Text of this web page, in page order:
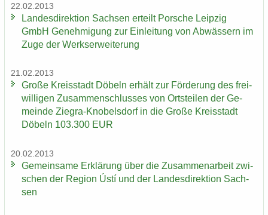
22.02.2013
Lan­des­di­rek­ti­on Sach­sen er­teilt Por­sche Leip­zig
GmbH Ge­neh­mi­gung zur Ein­lei­tung von Ab­wäs­sern im
Zuge der Werks­er­wei­te­rung
21.02.2013
Große Kreis­stadt Dö­beln er­hält zur För­de­rung des frei­
wil­li­gen Zu­sam­men­schlus­ses von Orts­tei­len der Ge­
mein­de Ziegra-​Knobelsdorf in die Große Kreis­stadt
Dö­beln 103.300 EUR
20.02.2013
Ge­mein­sa­me Er­klä­rung über die Zu­sam­men­ar­beit zwi­
schen der Re­gi­on Ústí und der Lan­des­di­rek­ti­on Sach­
sen